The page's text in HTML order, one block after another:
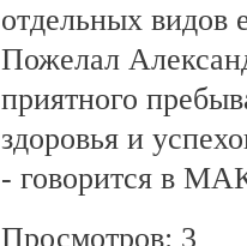
отдельных видов
Пожелал
приятного
здоровья и
- говорится в
Просмотров: 3